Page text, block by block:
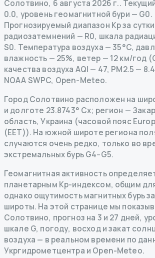
Солотвино, 6 августа 2026 г..
0.0, уровень геомагнитной бури — G0.
Прогнозируемый диапазон Kp за
радиозатемнений — R0, шкала
S0. Температура воздуха — 35°C,
влажность — 25%, ветер — 12 км/год
качества воздуха AQI — 47, PM2.5 —
NOAA SWPC, Open-Meteo.
Город Солотвино расположен на
и долготе 23.8743° Сх; регион —
область, Украина (часовой пояс
(EET)). На южной широте региона
случаются очень редко, только во
экстремальных бурь G4–G5.
Геомагнитная активность
планетарным Kp-индексом, общим
однако ощутимость магнитных бурь
широты. На этой странице мы
Солотвино, прогноз на 3 и 27 дней,
шкале G, погоду, восход и закат
воздуха — в реальном времени по
Укргидрометцентра и Open-Meteo.